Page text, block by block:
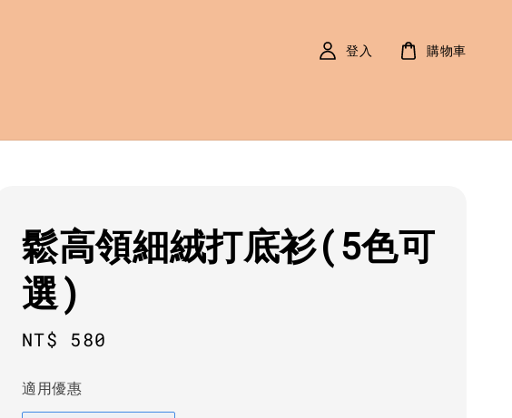
登入 購物車
鬆高領細絨打底衫(5色可
選)
Regular
NT$ 580
適用優惠